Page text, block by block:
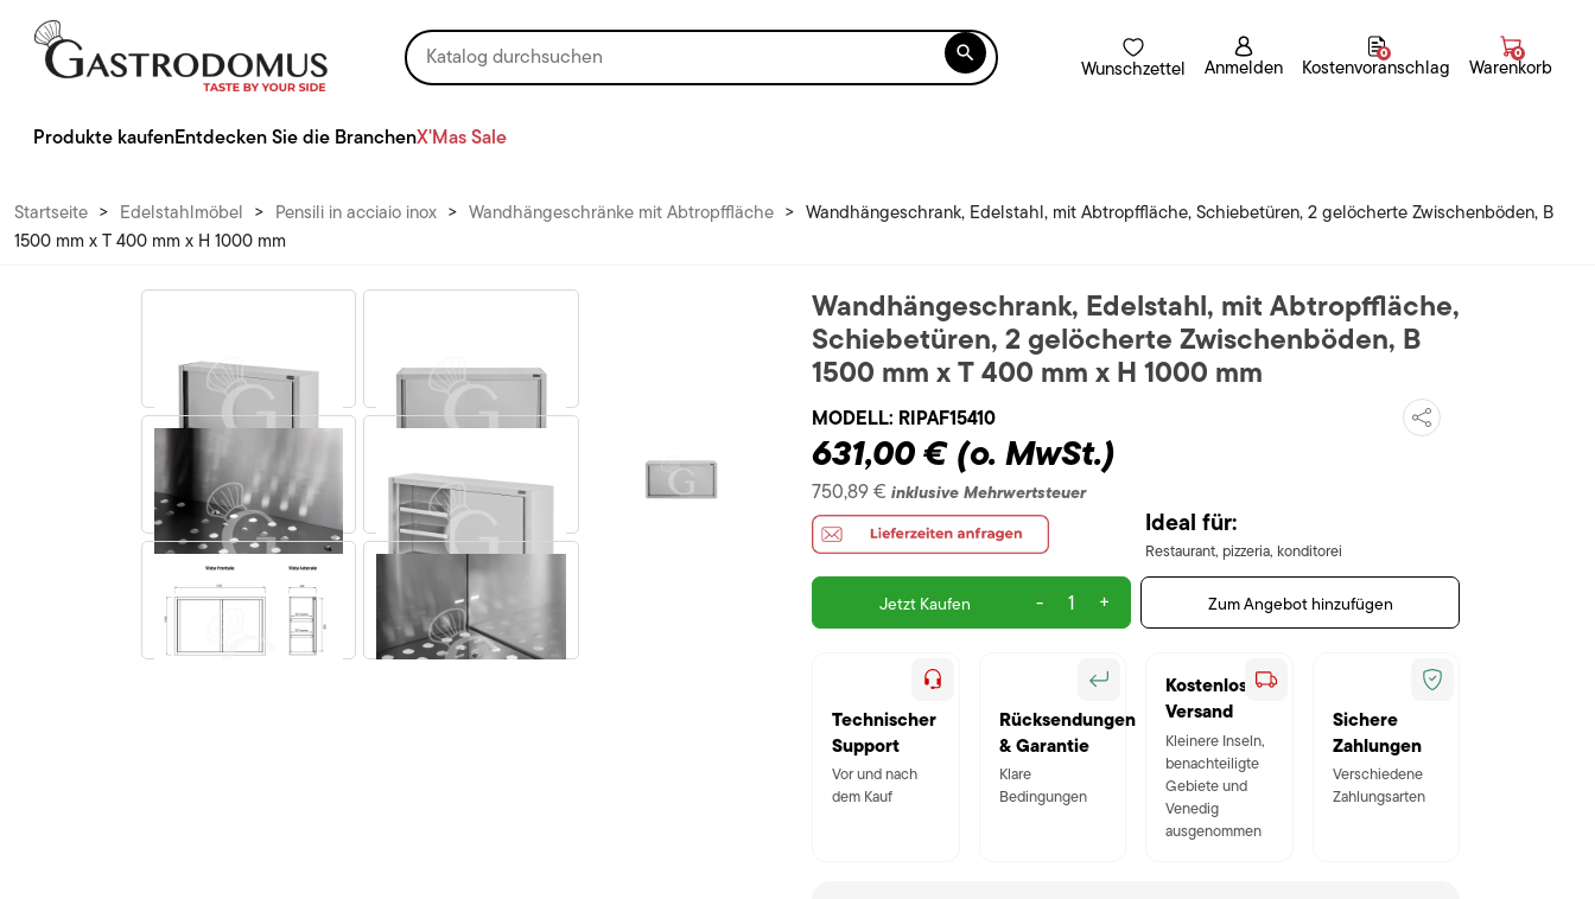

Wunschzettel Anmelden Kostenvoranschlag
0
Warenkorb
0
Produkte kaufenEntdecken Sie die BranchenX'Mas Sale
Startseite > Edelstahlmöbel > Pensili in acciaio inox > Wandhängeschränke mit Abtropffläche > Wandhängeschrank, Edelstahl, mit Abtropffläche, Schiebetüren, 2 gelöcherte Zwischenböden, B
1500 mm x T 400 mm x H 1000 mm
Wandhängeschrank, Edelstahl, mit Abtropffläche,
Schiebetüren, 2 gelöcherte Zwischenböden, B
1500 mm x T 400 mm x H 1000 mm
MODELL: RIPAF15410
631,00 € (o. MwSt.)
750,89 € inklusive Mehrwertsteuer
Ideal für:
Restaurant, pizzeria, konditorei
Jetzt Kaufen - + Zum Angebot hinzufügen
Technischer
Support
Vor und nach
dem Kauf
Rücksendungen
& Garantie
Klare
Bedingungen
Kostenloser
Versand
Kleinere Inseln,
benachteiligte
Gebiete und
Venedig
ausgenommen
Sichere
Zahlungen
Verschiedene
Zahlungsarten